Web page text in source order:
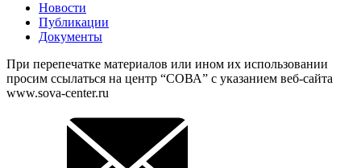
Новости
Публикации
Документы
При перепечатке материалов или ином их использовании
просим ссылаться на центр “СОВА” с указанием веб-сайта
www.sova-center.ru